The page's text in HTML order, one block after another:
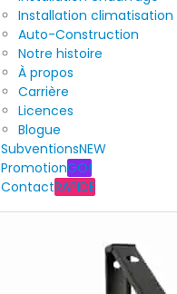
Installation climatisation
Auto-Construction
Notre histoire
À propos
Carrière
Licences
Blogue
SubventionsNEW
PromotionGO!
ContactRAPIDE